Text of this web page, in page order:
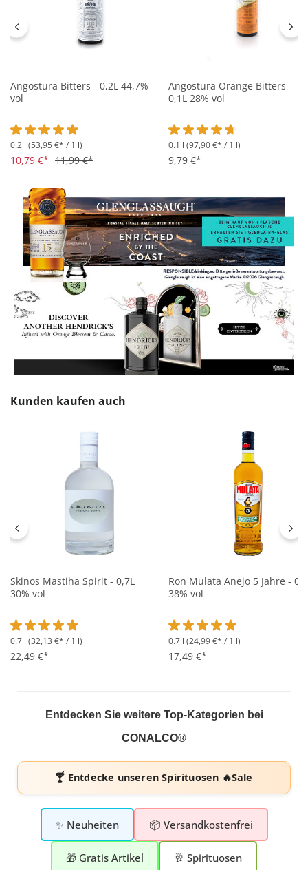
Angostura Bitters - 0,2L 44,7%
vol
Durchschnittliche Bewertung von 5 von 5 Sternen
0.2 l (53,95 €* / 1 l)
10,79 €* 11,99 €*
Angostura Orange Bitters -
0,1L 28% vol
Durchschnittliche
0.1 l (97,90 €* / 1 l)
9,79 €*
Produktgalerie überspringen
Kunden kaufen auch
Skinos Mastiha Spirit - 0,7L
30% vol
Durchschnittliche Bewertung von 5 von 5 Sternen
0.7 l (32,13 €* / 1 l)
22,49 €*
Ron Mulata Anejo 5 Jahre -
38% vol
Durchschnittliche
0.7 l (24,99 €* / 1 l)
17,49 €*
Entdecken Sie weitere Top-Kategorien bei
CONALCO®
🍸 Entdecke unserenSpirituosen 🔥Sale
✨ Neuheiten 📦 Versandkostenfrei
🎁 Gratis Artikel 🥂 Spirituosen